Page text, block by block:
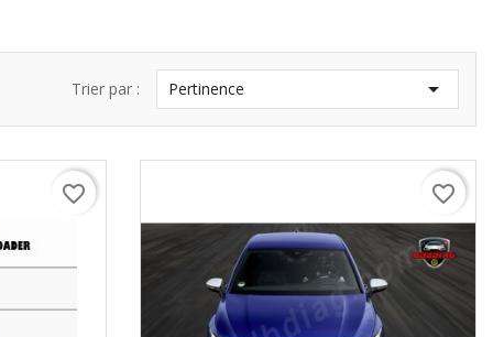
Trier par : Pertinence 
favorite_border favorite_border